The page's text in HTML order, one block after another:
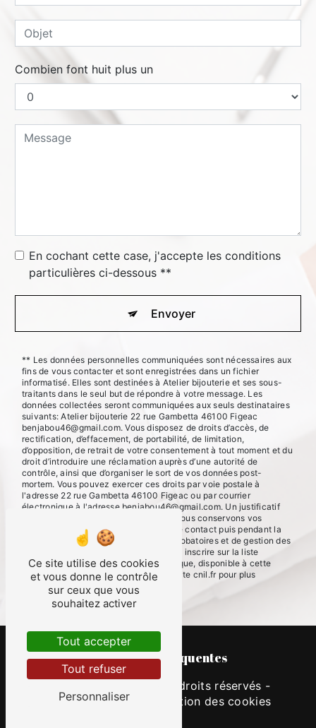
Combien font huit plus un
En cochant cette case, j'accepte les conditions
particulières ci-dessous **
Envoyer
** Les données personnelles communiquées sont nécessaires aux
fins de vous contacter et sont enregistrées dans un fichier
informatisé. Elles sont destinées à Atelier bijouterie et ses sous-
traitants dans le seul but de répondre à votre message. Les
données collectées seront communiquées aux seuls destinataires
suivants: Atelier bijouterie 22 rue Gambetta 46100 Figeac
benjabou46@gmail.com. Vous disposez de droits d’accès, de
rectification, d’effacement, de portabilité, de limitation,
d’opposition, de retrait de votre consentement à tout moment et du
droit d’introduire une réclamation auprès d’une autorité de
contrôle, ainsi que d’organiser le sort de vos données post-
mortem. Vous pouvez exercer ces droits par voie postale à
l'adresse 22 rue Gambetta 46100 Figeac ou par courrier
électronique à l'adresse benjabou46@gmail.com. Un justificatif
d'identité pourra vous être demandé. Nous conservons vos
données pendant la période de prise de contact puis pendant la
durée de prescription légale aux fins probatoires et de gestion des
contentieux. Vous avez le droit de vous inscrire sur la liste
d'opposition au démarchage téléphonique, disponible à cette
adresse: Bloctel.gouv.fr. Consultez le site cnil.fr pour plus
d’informations sur vos droits.
Recherches fréquentes
- 2026 - Tous droits réservés -
Mentions légales
Gestion des cookies
Ce site utilise des cookies
et vous donne le contrôle
sur ceux que vous
souhaitez activer
Tout accepter
Tout refuser
Personnaliser